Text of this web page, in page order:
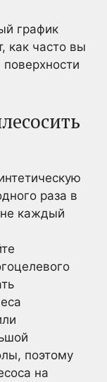
график
как часто вы
раза в
каждый
поэтому
на